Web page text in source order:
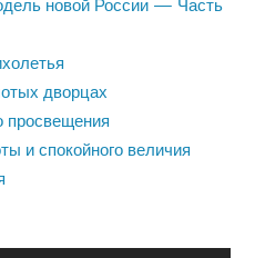
новой России — Часть
дворцах
просвещения
и спокойного величия